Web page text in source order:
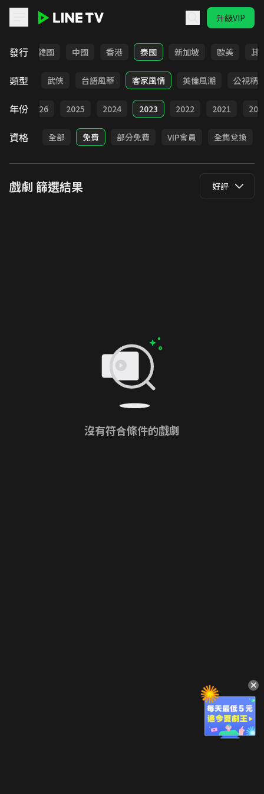
升級VIP
發行
日本 韓國 中國 香港 泰國 新加坡 歐美 其
類型
時代 武俠 台語風華 客家風情 英倫風潮 公視精
年份
部 2026 2025 2024 2023 2022 2021
資格 全部 免費 部分免費 VIP會員 全集兌換
戲劇 篩選結果 好評
沒有符合條件的戲劇